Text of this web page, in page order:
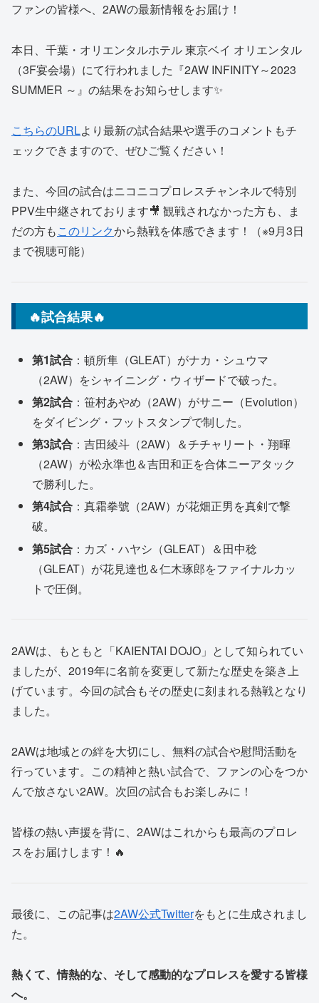
ファンの皆様へ、2AWの最新情報をお届け！
本日、千葉・オリエンタルホテル 東京ベイ オリエンタル
（3F宴会場）にて行われました『2AW INFINITY～2023
SUMMER ～』の結果をお知らせします✨
こちらのURLより最新の試合結果や選手のコメントもチ
ェックできますので、ぜひご覧ください！
また、今回の試合はニコニコプロレスチャンネルで特別
PPV生中継されております🎥 観戦されなかった方も、ま
だの方もこのリンクから熱戦を体感できます！（※9月3日
まで視聴可能）
🔥試合結果🔥
第1試合 ：頓所隼（GLEAT）がナカ・シュウマ
（2AW）をシャイニング・ウィザードで破った。
第2試合 ：笹村あやめ（2AW）がサニー（Evolution）
をダイビング・フットスタンプで制した。
第3試合 ：吉田綾斗（2AW）＆チチャリート・翔暉
（2AW）が松永準也＆吉田和正を合体ニーアタック
で勝利した。
第4試合 ：真霜拳號（2AW）が花畑正男を真剣で撃
破。
第5試合 ：カズ・ハヤシ（GLEAT）＆田中稔
（GLEAT）が花見達也＆仁木琢郎をファイナルカッ
トで圧倒。
2AWは、もともと「KAIENTAI DOJO」として知られてい
ましたが、2019年に名前を変更して新たな歴史を築き上
げています。今回の試合もその歴史に刻まれる熱戦となり
ました。
2AWは地域との絆を大切にし、無料の試合や慰問活動を
行っています。この精神と熱い試合で、ファンの心をつか
んで放さない2AW。次回の試合もお楽しみに！
皆様の熱い声援を背に、2AWはこれからも最高のプロレ
スをお届けします！🔥
最後に、この記事は2AW公式Twitterをもとに生成されまし
た。
熱くて、情熱的な、そして感動的なプロレスを愛する皆様
へ。